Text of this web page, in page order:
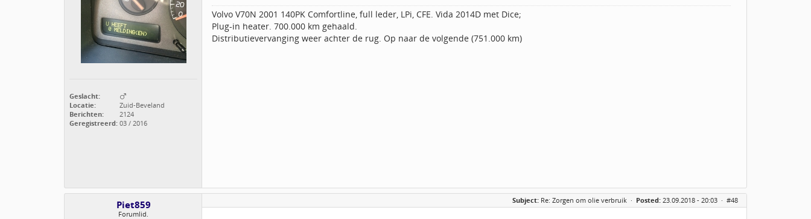
Geslacht:
Locatie:
Zuid-Beveland
Berichten:
2124
Geregistreerd: 03 / 2016
Volvo V70N 2001 140PK Comfortline, full leder, LPi, CFE. Vida 2014D met Dice;
Plug-in heater. 700.000 km gehaald.
Distributievervanging weer achter de rug. Op naar de volgende (751.000 km)
Piet859
Forumlid.
Subject: Re: Zorgen om olie verbruik · Posted: 23.09.2018 - 20:03 · #48